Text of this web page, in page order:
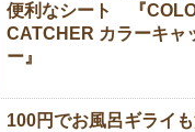
便利なシート 『
CATCHER カラーキャ
ー』
100円でお風呂ギライ